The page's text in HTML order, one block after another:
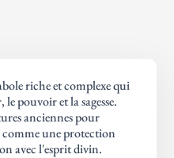
riche et complexe qui
pouvoir et la sagesse.
anciennes pour
comme une protection
avec l'esprit divin.